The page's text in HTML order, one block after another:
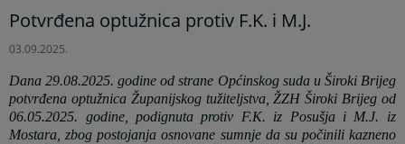
Potvrđena optužnica protiv F.K. i M.J.
03.09.2025.
Dana 29.08.2025. godine od strane Općinskog suda u Široki Brijeg
potvrđena optužnica Županijskog tužiteljstva, ŽZH Široki Brijeg od
06.05.2025. godine, podignuta protiv F.K. iz Posušja i M.J. iz
Mostara , zbog postojanja osnovane sumnje da su počinili kazneno